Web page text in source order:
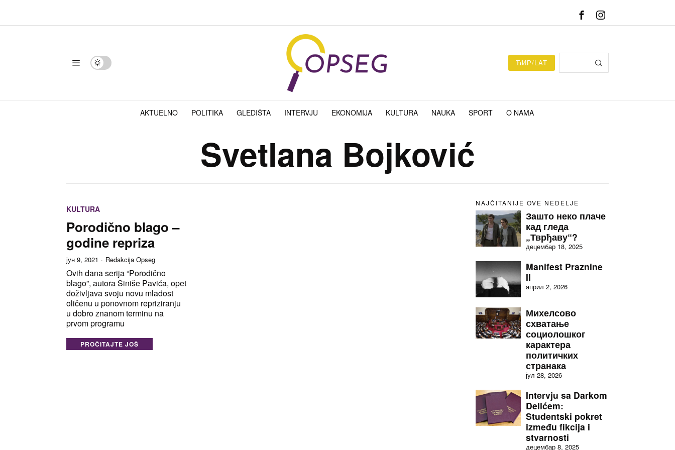
ЋИР/LAT
AKTUELNO POLITIKA GLEDIŠTA INTERVJU EKONOMIJA KULTURA NAUKA SPORT O NAMA
Svetlana Bojković
KULTURA
Porodično blago –
godine repriza
јун 9, 2021 Redakcija Opseg
Ovih dana serija “Porodično
blago”, autora Siniše Pavića, opet
doživljava svoju novu mladost
oličenu u ponovnom repriziranju
u dobro znanom terminu na
prvom programu
PROČITAJTE JOŠ
NAJČITANIJE OVE NEDELJE
Зашто неко плаче
кад гледа
„Тврђаву“?
децембар 18, 2025
Manifest Praznine
II
април 2, 2026
Михелсово
схватање
социолошког
карактера
политичких
странака
јул 28, 2026
Intervju sa Darkom
Delićem:
Studentski pokret
između fikcija i
stvarnosti
децембар 8, 2025